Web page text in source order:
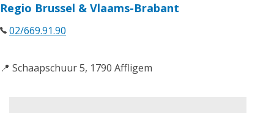
Regio Brussel & Vlaams-Brabant
02/669.91.90
📍 Schaapschuur 5, 1790 Affligem